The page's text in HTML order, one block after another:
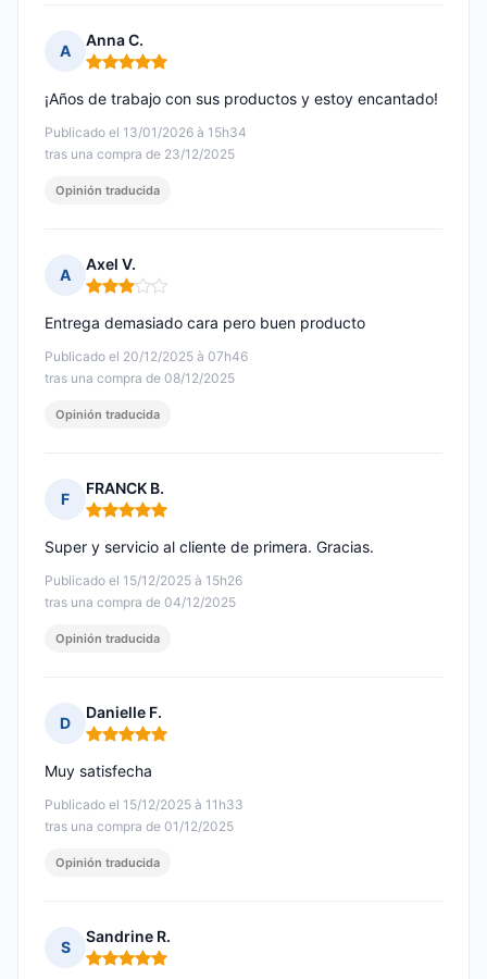
A
Anna C.
Nota: 5 de 5
Publicado el 13/01/2026 à 15h34
tras una compra de 23/12/2025
¡Años de trabajo con sus productos y estoy encantado!
Opinión traducida
A
Axel V.
Nota: 3 de 5
Publicado el 20/12/2025 à 07h46
tras una compra de 08/12/2025
Entrega demasiado cara pero buen producto
Opinión traducida
F
FRANCK B.
Nota: 5 de 5
Publicado el 15/12/2025 à 15h26
tras una compra de 04/12/2025
Super y servicio al cliente de primera. Gracias.
Opinión traducida
D
Danielle F.
Nota: 5 de 5
Publicado el 15/12/2025 à 11h33
tras una compra de 01/12/2025
Muy satisfecha
Opinión traducida
S
Sandrine R.
Nota: 5 de 5